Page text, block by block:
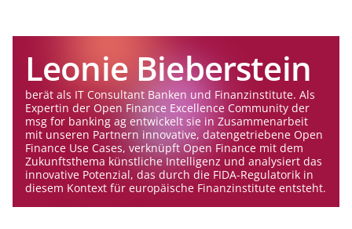
Leonie Bieberstein
berät als IT Consultant Banken und Finanzinstitute. Als
Expertin der Open Finance Excellence Community der
msg for banking ag entwickelt sie in Zusammenarbeit
mit unseren Partnern innovative, datengetriebene Open
Finance Use Cases, verknüpft Open Finance mit dem
Zukunftsthema künstliche Intelligenz und analysiert das
innovative Potenzial, das durch die FIDA-Regulatorik in
diesem Kontext für europäische Finanzinstitute entsteht.